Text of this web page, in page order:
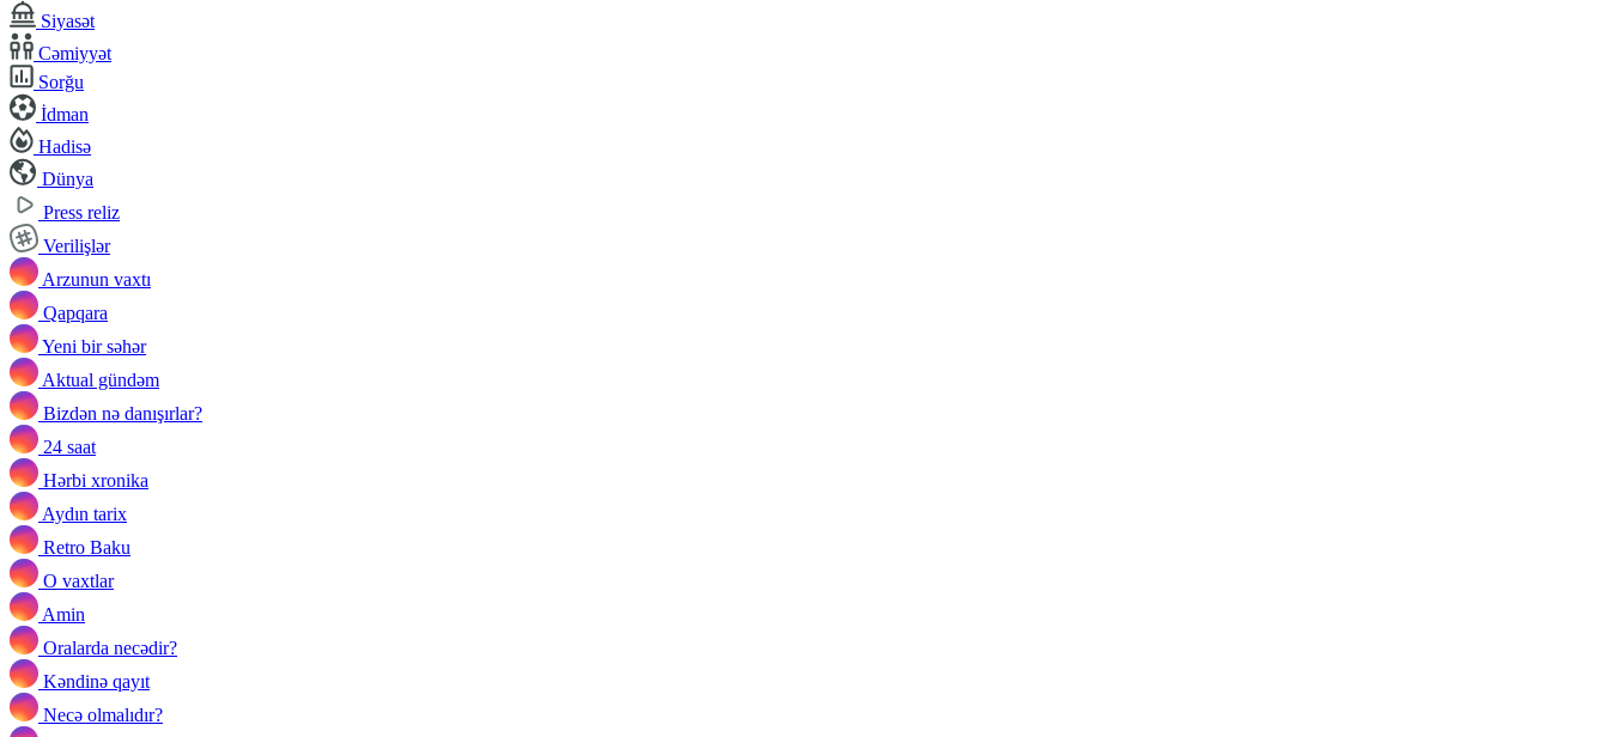
Siyasət
Cəmiyyət
Sorğu
İdman
Hadisə
Dünya
Press reliz
Verilişlər
Arzunun vaxtı
Qapqara
Yeni bir səhər
Aktual gündəm
Bizdən nə danışırlar?
24 saat
Hərbi xronika
Aydın tarix
Retro Baku
O vaxtlar
Amin
Oralarda necədir?
Kəndinə qayıt
Necə olmalıdır?